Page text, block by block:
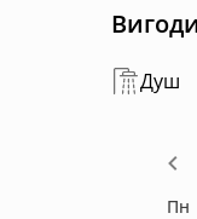
Вигоди
Душ
Пн